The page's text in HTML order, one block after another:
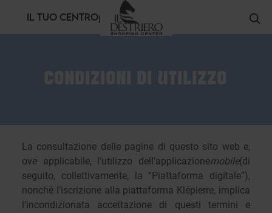
IL TUO CENTRO
La consultazione delle pagine di questo sito web e,
ove applicabile, l’utilizzo dell’applicazionemobile(di
seguito, collettivamente, la “Piattaforma digitale”),
nonché l’iscrizione alla piattaforma Klépierre, implica
l’incondizionata accettazione di questi termini e
Pannello di gestione dei cookies